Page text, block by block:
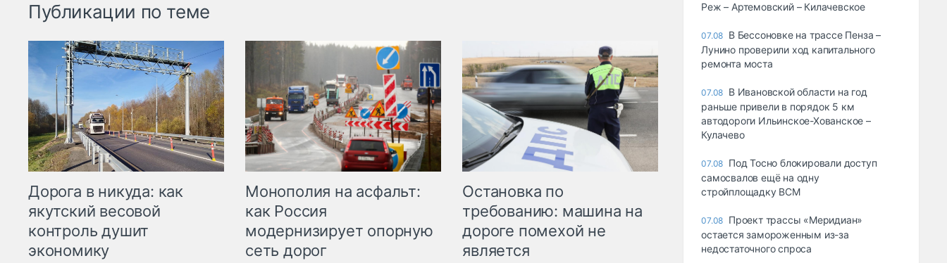
Публикации по теме
Дорога в никуда: как
якутский весовой
контроль душит
экономику
Монополия на асфальт:
как Россия
модернизирует опорную
сеть дорог
Остановка по
требованию: машина на
дороге помехой не
является
Реж – Артемовский – Килачевское
07.08 В Бессоновке на трассе Пенза –
Лунино проверили ход капитального
ремонта моста
07.08 В Ивановской области на год
раньше привели в порядок 5 км
автодороги Ильинское-Хованское –
Кулачево
07.08 Под Тосно блокировали доступ
самосвалов ещё на одну
стройплощадку ВСМ
07.08 Проект трассы «Меридиан»
остается замороженным из-за
недостаточного спроса